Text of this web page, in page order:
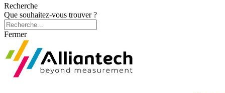
Recherche
Que souhaitez-vous trouver ?
Fermer